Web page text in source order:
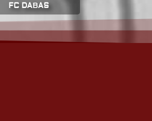
FC DABAS